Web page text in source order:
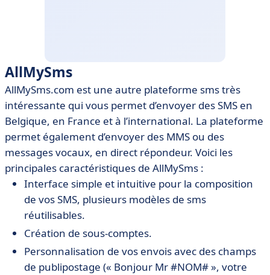
AllMySms
AllMySms.com est une autre plateforme sms très
intéressante qui vous permet d’envoyer des SMS en
Belgique, en France et à l’international. La plateforme
permet également d’envoyer des MMS ou des
messages vocaux, en direct répondeur. Voici les
principales caractéristiques de AllMySms :
Interface simple et intuitive pour la composition
de vos SMS, plusieurs modèles de sms
réutilisables.
Création de sous-comptes.
Personnalisation de vos envois avec des champs
de publipostage (« Bonjour Mr #NOM# », votre